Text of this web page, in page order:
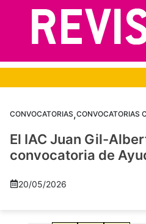
CONVOCATORIAS,CONVOCATORIAS
El IAC Juan Gil-
convocatoria de
20/05/2026